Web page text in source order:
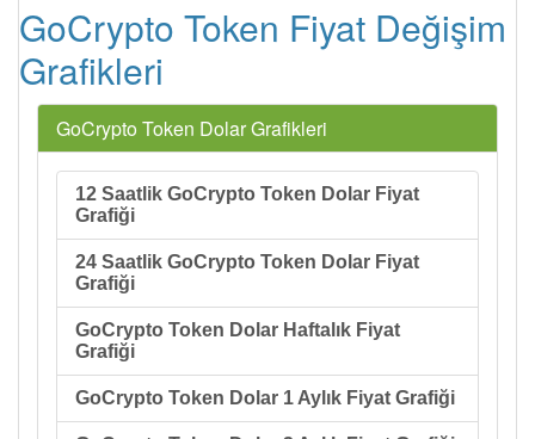
GoCrypto Token Fiyat Değişim
Grafikleri
GoCrypto Token Dolar Grafikleri
12 Saatlik GoCrypto Token Dolar Fiyat
Grafiği
24 Saatlik GoCrypto Token Dolar Fiyat
Grafiği
GoCrypto Token Dolar Haftalık Fiyat
Grafiği
GoCrypto Token Dolar 1 Aylık Fiyat Grafiği